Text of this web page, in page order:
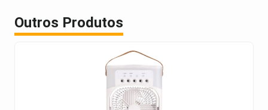
Outros Produtos